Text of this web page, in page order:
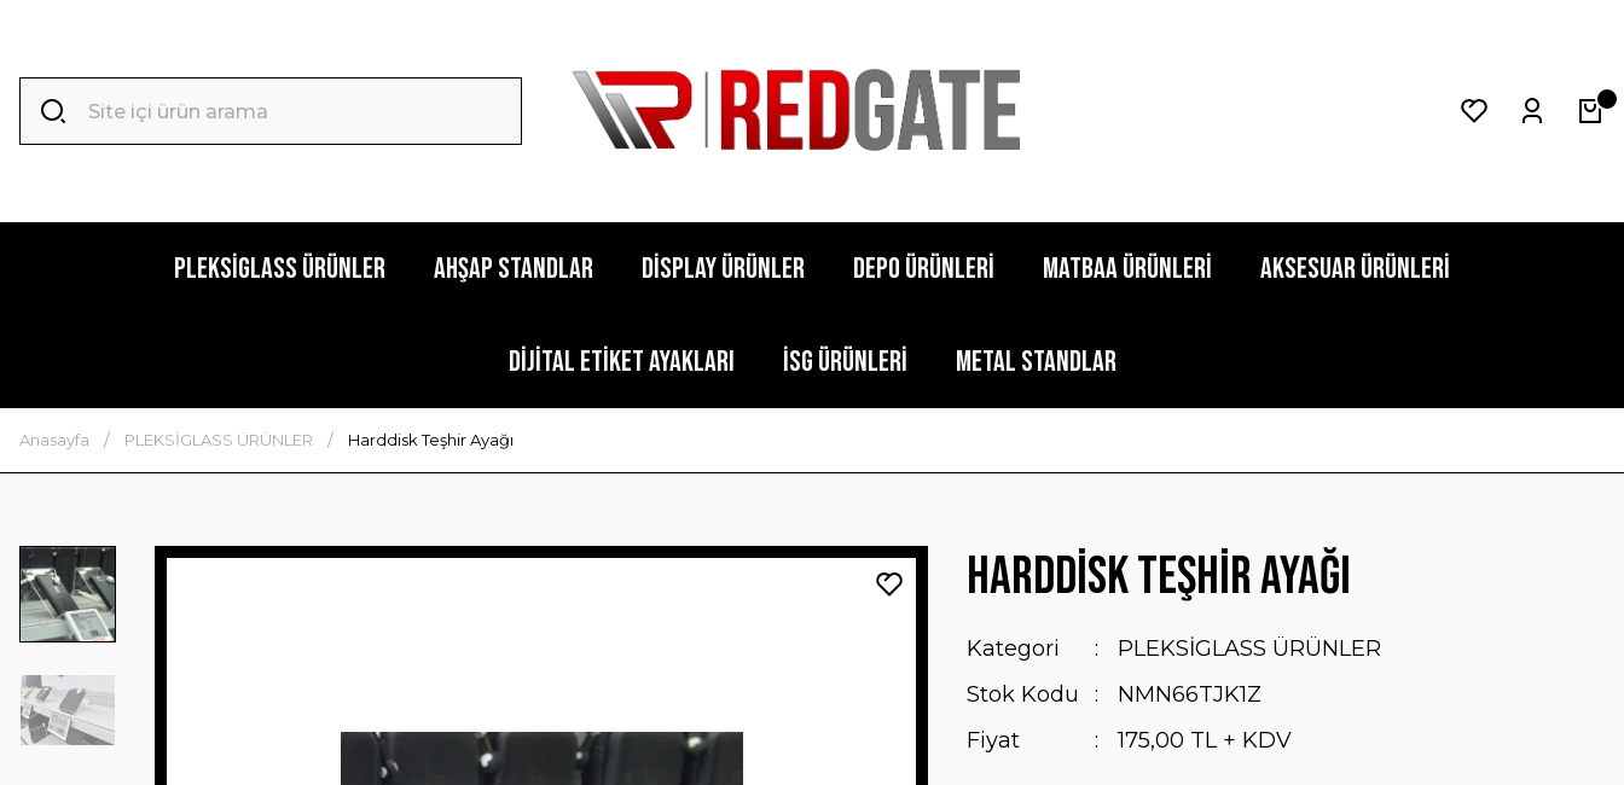
PLEKSİGLASS ÜRÜNLER AHŞAP STANDLAR DİSPLAY ÜRÜNLER DEPO ÜRÜNLERİ MATBAA ÜRÜNLERİ AKSESUAR ÜRÜNLERİ
Dijital Etiket Ayakları İSG ÜRÜNLERİ METAL STANDLAR
Anasayfa PLEKSİGLASS ÜRÜNLER Harddisk Teşhir Ayağı
Harddisk Teşhir Ayağı
Kategori
PLEKSİGLASS ÜRÜNLER
Stok Kodu
NMN66TJK1Z
Fiyat
175,00 TL + KDV